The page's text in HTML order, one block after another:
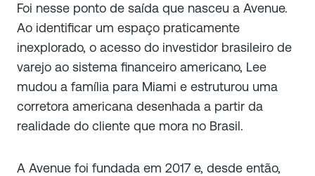
Foi nesse ponto de saída que nasceu a Avenue.
Ao identificar um espaço praticamente
inexplorado, o acesso do investidor brasileiro de
varejo ao sistema financeiro americano, Lee
mudou a família para Miami e estruturou uma
corretora americana desenhada a partir da
realidade do cliente que mora no Brasil.
A Avenue foi fundada em 2017 e, desde então,